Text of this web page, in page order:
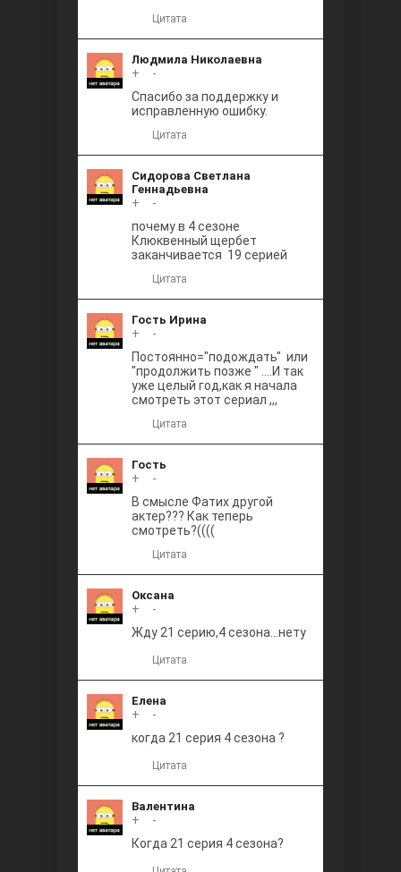
Между
Ветреный
Цитата
Людмила Николаевна
+
-
Спасибо за поддержку и
исправленную ошибку.
Цитата
Сидорова Светлана
Геннадьевна
+
-
почему в 4 сезоне
Клюквенный щербет
заканчивается 19 серией
Цитата
Гость Ирина
+
-
Постоянно="подождать" или
"продолжить позже " ....И так
уже целый год,как я начала
смотреть этот сериал ,,,
Цитата
Гость
+
-
В смысле Фатих другой
актер??? Как теперь
смотреть?((((
Цитата
Оксана
+
-
Жду 21 серию,4 сезона...нету
Цитата
Елена
+
-
когда 21 серия 4 сезона ?
Цитата
Валентина
+
-
Когда 21 серия 4 сезона?